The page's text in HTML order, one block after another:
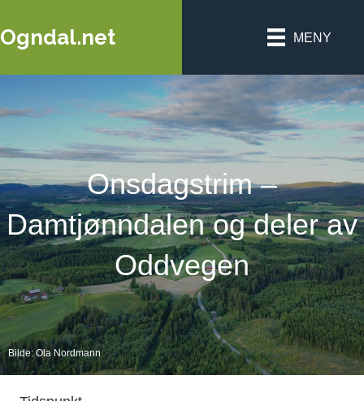
Ogndal.net MENY
Onsdagstrim –
Damtjønndalen og deler av
Oddvegen
Bilde: Ola Nordmann